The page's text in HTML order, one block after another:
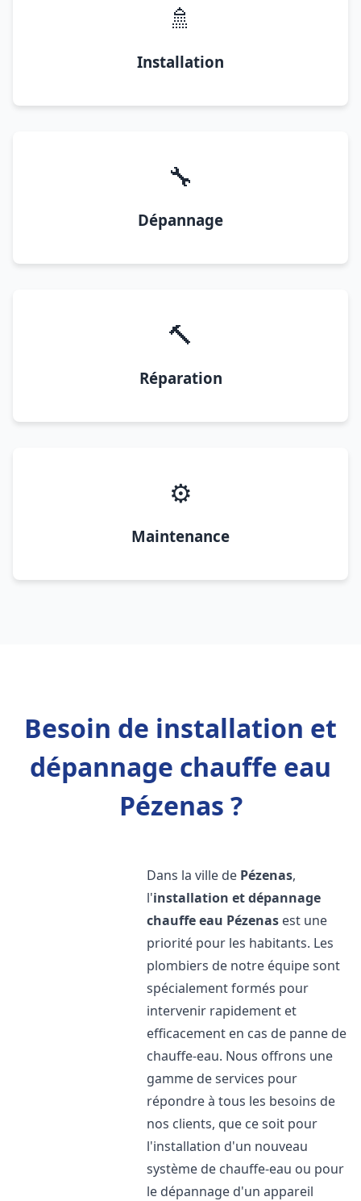
🚿
Installation
🔧
Dépannage
🔨
Réparation
⚙️
Maintenance
Besoin de installation et
dépannage chauffe eau
Pézenas ?
Dans la ville de Pézenas,
l'installation et dépannage
chauffe eau Pézenas est une
priorité pour les habitants. Les
plombiers de notre équipe sont
spécialement formés pour
intervenir rapidement et
efficacement en cas de panne de
chauffe-eau. Nous offrons une
gamme de services pour
répondre à tous les besoins de
nos clients, que ce soit pour
l'installation d'un nouveau
système de chauffe-eau ou pour
le dépannage d'un appareil